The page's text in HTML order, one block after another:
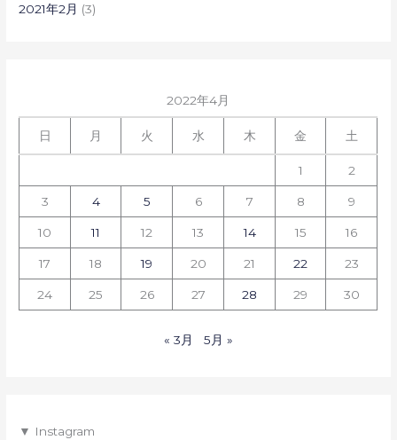
2021年2月 (3)
2022年4月
日 月 火 水 木 金 土
1 2
3 4 5 6 7 8 9
10 11 12 13 14 15 16
17 18 19 20 21 22 23
24 25 26 27 28 29 30
« 3月 5月 »
▼ Instagram